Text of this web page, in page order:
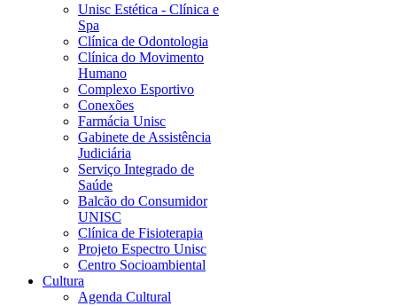
Unisc Estética - Clínica e
Spa
Clínica de Odontologia
Clínica do Movimento
Humano
Complexo Esportivo
Conexões
Farmácia Unisc
Gabinete de Assistência
Judiciária
Serviço Integrado de
Saúde
Balcão do Consumidor
UNISC
Clínica de Fisioterapia
Projeto Espectro Unisc
Centro Socioambiental
Cultura
Agenda Cultural